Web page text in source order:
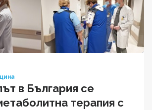
в България се
терапия с